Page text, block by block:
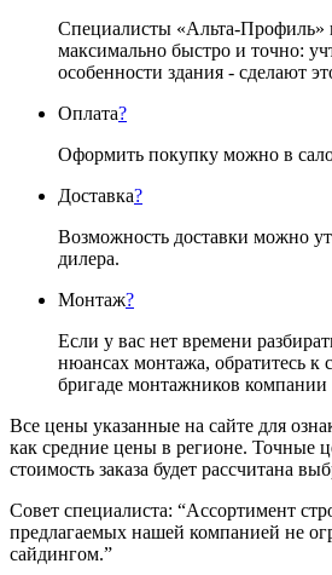
Специалисты «Альта-Профиль»
максимально быстро и точно:
особенности здания - сделают
Оплата?
Оформить покупку можно в
Доставка?
Возможность доставки можно
дилера.
Монтаж?
Если у вас нет времени
нюансах монтажа, обратитесь к
бригаде монтажников
Все цены указанные на сайте для
как средние цены в регионе. Точные
стоимость заказа будет рассчитана
Совет специалиста: “Ассортимент
предлагаемых нашей компанией не
сайдингом.”